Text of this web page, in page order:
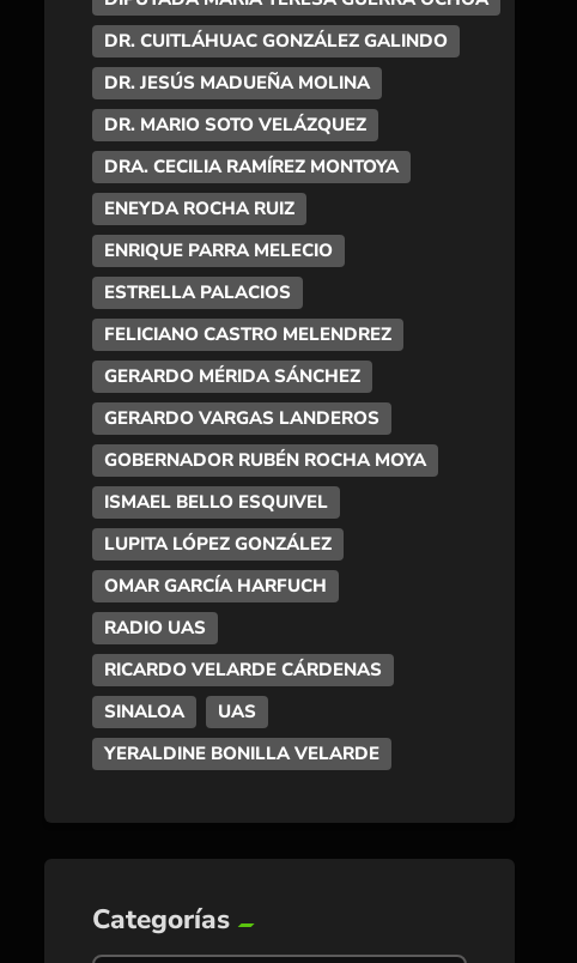
DR. CUITLÁHUAC GONZÁLEZ GALINDO
DR. JESÚS MADUEÑA MOLINA
DR. MARIO SOTO VELÁZQUEZ
DRA. CECILIA RAMÍREZ MONTOYA
ENEYDA ROCHA RUIZ
ENRIQUE PARRA MELECIO
ESTRELLA PALACIOS
FELICIANO CASTRO MELENDREZ
GERARDO MÉRIDA SÁNCHEZ
GERARDO VARGAS LANDEROS
GOBERNADOR RUBÉN ROCHA MOYA
ISMAEL BELLO ESQUIVEL
LUPITA LÓPEZ GONZÁLEZ
OMAR GARCÍA HARFUCH
RADIO UAS
RICARDO VELARDE CÁRDENAS
SINALOA
UAS
YERALDINE BONILLA VELARDE
Categorías